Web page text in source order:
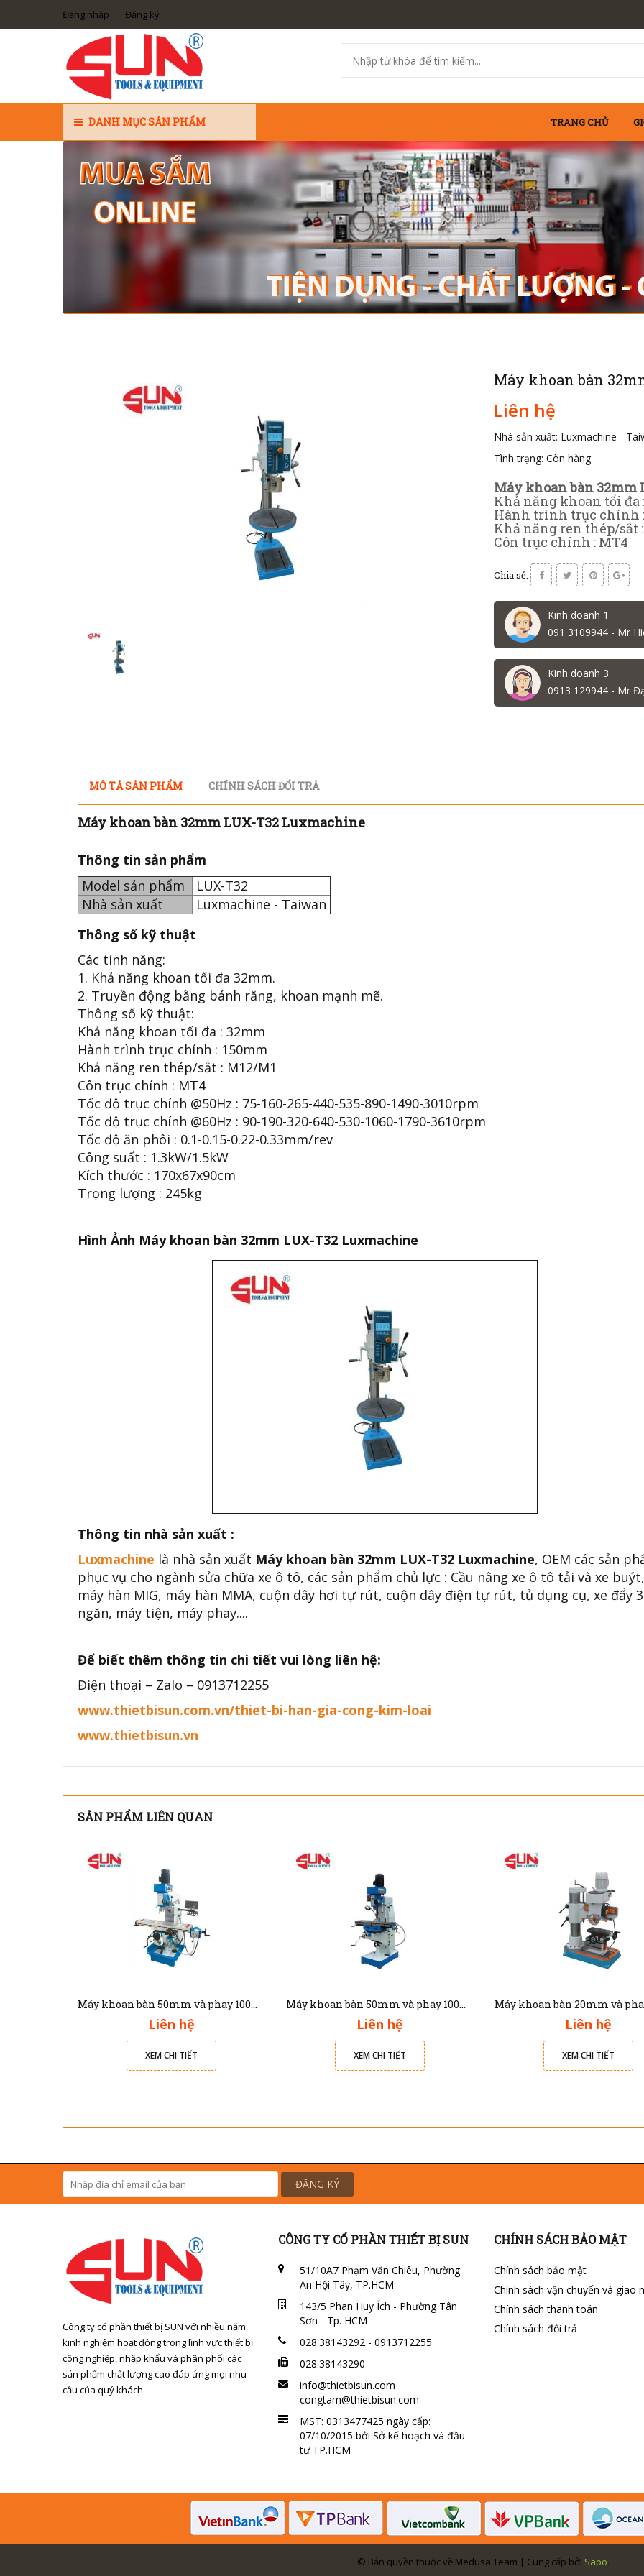
Đăng nhập Đăng ký
DANH MỤC SẢN PHẨM TRANG CHỦ
Máy khoan bàn
Liên hệ
Nhà sản xuất: Luxmachine -
Tình trạng: Còn hàng
Máy khoan bàn 32mm
Khả năng khoan tối đa
Hành trình trục chính :
Khả năng ren thép/sắt
Côn trục chính : MT4
Chia sẻ:
Kinh doanh 1
091 3109944 - Mr
Kinh doanh 3
0913 129944 - Mr
MÔ TẢ SẢN PHẨM CHÍNH SÁCH ĐỔI TRẢ
Máy khoan bàn 32mm LUX-T32 Luxmachine
Thông tin sản phẩm
Model sản phẩm
LUX-T32
Nhà sản xuất
Luxmachine - Taiwan
Thông số kỹ thuật
Các tính năng:
1. Khả năng khoan tối đa 32mm.
2. Truyền động bằng bánh răng, khoan mạnh mẽ.
Thông số kỹ thuật:
Khả năng khoan tối đa : 32mm
Hành trình trục chính : 150mm
Khả năng ren thép/sắt : M12/M1
Côn trục chính : MT4
Tốc độ trục chính @50Hz : 75-160-265-440-535-890-1490-3010rpm
Tốc độ trục chính @60Hz : 90-190-320-640-530-1060-1790-3610rpm
Tốc độ ăn phôi : 0.1-0.15-0.22-0.33mm/rev
Công suất : 1.3kW/1.5kW
Kích thước : 170x67x90cm
Trọng lượng : 245kg
Hình Ảnh Máy khoan bàn 32mm LUX-T32 Luxmachine
Thông tin nhà sản xuất :
Luxmachine là nhà sản xuất Máy khoan bàn 32mm LUX-T32 Luxmachine, OEM các sản
phục vụ cho ngành sửa chữa xe ô tô, các sản phẩm chủ lực : Cầu nâng xe ô tô tải và xe buýt,
máy hàn MIG, máy hàn MMA, cuộn dây hơi tự rút, cuộn dây điện tự rút, tủ dụng cụ, xe đẩy 3
ngăn, máy tiện, máy phay....
Để biết thêm thông tin chi tiết vui lòng liên hệ:
Điện thoại – Zalo – 0913712255
www.thietbisun.com.vn/thiet-bi-han-gia-cong-kim-loai
www.thietbisun.vn
SẢN PHẨM LIÊN QUAN
Máy khoan bàn 50mm và phay 100mm LUX-DM6350C Luxmachine
Liên hệ
XEM CHI TIẾT
Máy khoan bàn 50mm và phay 100mm LUX-DM5325C Luxmachine
Liên hệ
XEM CHI TIẾT
Liên hệ
XEM CHI TIẾT
ĐĂNG KÝ
Công ty cổ phần thiết bị SUN với nhiều năm
kinh nghiệm hoạt động trong lĩnh vực thiết bị
công nghiệp, nhập khẩu và phân phối các
sản phẩm chất lượng cao đáp ứng mọi nhu
cầu của quý khách.
CÔNG TY CỔ PHẦN THIẾT BỊ SUN
51/10A7 Phạm Văn Chiêu, Phường
An Hội Tây, TP.HCM
143/5 Phan Huy Ích - Phường Tân
Sơn - Tp. HCM
028.38143292 - 0913712255
028.38143290
info@thietbisun.com
congtam@thietbisun.com
MST: 0313477425 ngày cấp:
07/10/2015 bởi Sở kế hoạch và đầu
tư TP.HCM
CHÍNH SÁCH BẢO MẬT
Chính sách bảo mật
Chính sách vận chuyển và giao
Chính sách thanh toán
Chính sách đổi trả
© Bản quyền thuộc về Medusa Team | Cung cấp bởi Sapo.